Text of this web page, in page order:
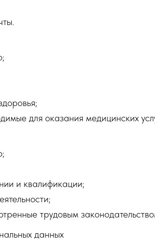
для оказания медицинских
и квалификации;
трудовым
данных